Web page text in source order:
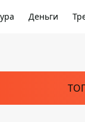
Деньги